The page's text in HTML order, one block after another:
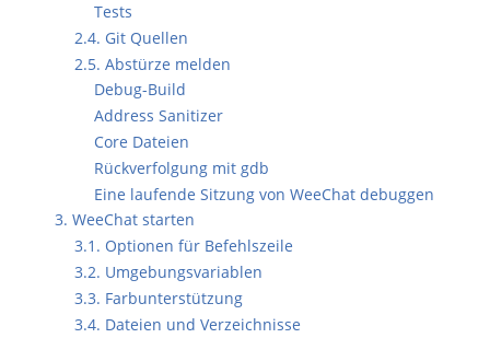
Tests
2.4. Git Quellen
2.5. Abstürze melden
Debug-Build
Address Sanitizer
Core Dateien
Rückverfolgung mit gdb
Eine laufende Sitzung von WeeChat debuggen
3. WeeChat starten
3.1. Optionen für Befehlszeile
3.2. Umgebungsvariablen
3.3. Farbunterstützung
3.4. Dateien und Verzeichnisse